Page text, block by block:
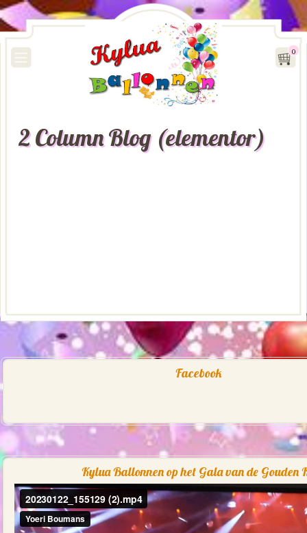
0
2 Column Blog (elementor)
Facebook
Kylua Ballonnen op het Gala van de Gouden
Videospeler